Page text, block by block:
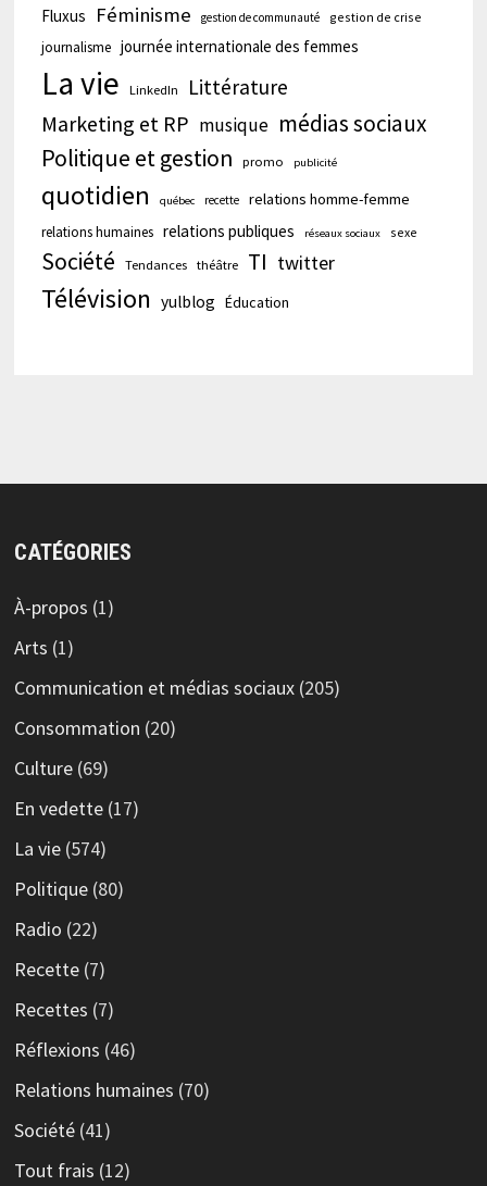
Fluxus Féminisme gestion de communauté gestion de crise
journalisme journée internationale des femmes
La vie LinkedIn Littérature
Marketing et RP musique médias sociaux
Politique et gestion
promo publicité
quotidien québec recette relations homme-femme
relations humaines relations publiques réseaux sociaux sexe
Société Tendances théâtre TI twitter
Télévision yulblog Éducation
CATÉGORIES
À-propos (1)
Arts (1)
Communication et médias sociaux(205)
Consommation (20)
Culture(69)
En vedette(17)
La vie(574)
Politique(80)
Radio (22)
Recette(7)
Recettes (7)
Réflexions (46)
Relations humaines (70)
Société(41)
Tout frais (12)